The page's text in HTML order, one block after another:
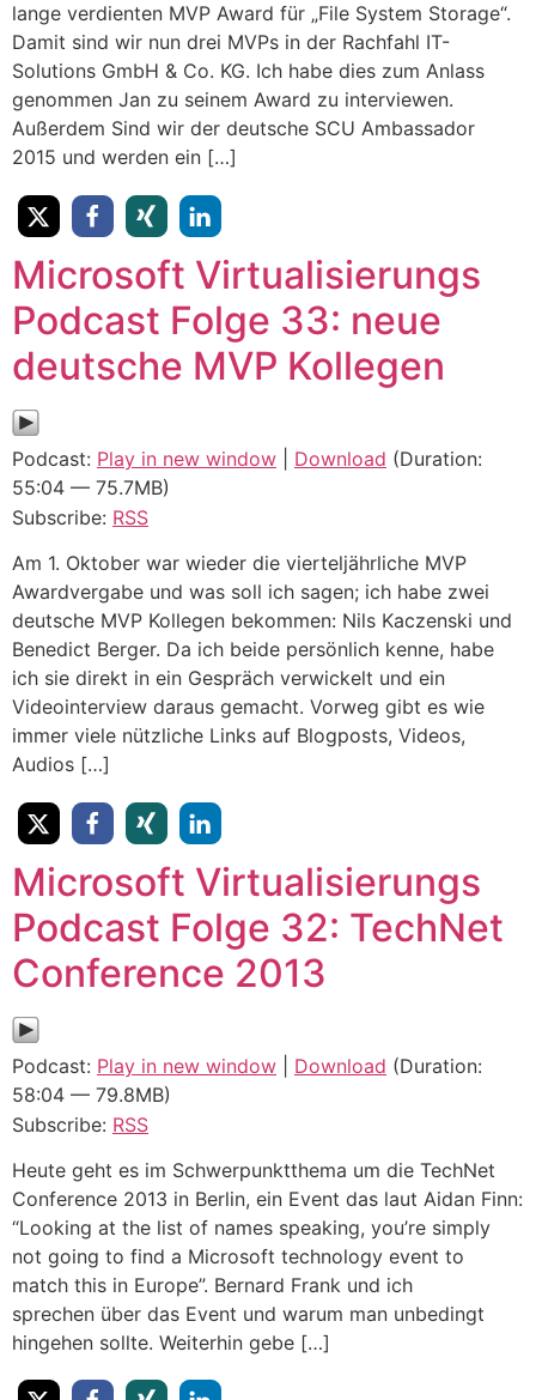
lange verdienten MVP Award für „File System Storage“.
Damit sind wir nun drei MVPs in der Rachfahl IT-
Solutions GmbH & Co. KG. Ich habe dies zum Anlass
genommen Jan zu seinem Award zu interviewen.
Außerdem Sind wir der deutsche SCU Ambassador
2015 und werden ein […]
Microsoft Virtualisierungs
Podcast Folge 33: neue
deutsche MVP Kollegen
Podcast: Play in new window Download (Duration:
55:04 — 75.7MB)
Subscribe: RSS
Am 1. Oktober war wieder die vierteljährliche MVP
Awardvergabe und was soll ich sagen; ich habe zwei
deutsche MVP Kollegen bekommen: Nils Kaczenski und
Benedict Berger. Da ich beide persönlich kenne, habe
ich sie direkt in ein Gespräch verwickelt und ein
Videointerview daraus gemacht. Vorweg gibt es wie
immer viele nützliche Links auf Blogposts, Videos,
Audios […]
Microsoft Virtualisierungs
Podcast Folge 32: TechNet
Conference 2013
Podcast: Play in new window Download (Duration:
58:04 — 79.8MB)
Subscribe: RSS
Heute geht es im Schwerpunktthema um die TechNet
Conference 2013 in Berlin, ein Event das laut Aidan Finn:
“Looking at the list of names speaking, you’re simply
not going to find a Microsoft technology event to
match this in Europe”. Bernard Frank und ich
sprechen über das Event und warum man unbedingt
hingehen sollte. Weiterhin gebe […]